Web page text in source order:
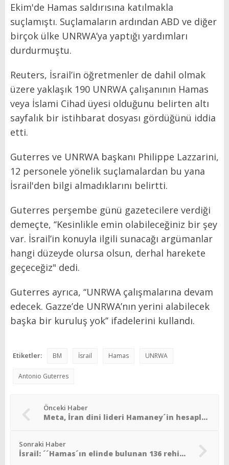
Ekim'de Hamas saldırısına katılmakla
suçlamıştı. Suçlamaların ardından ABD ve diğer
birçok ülke UNRWA’ya yaptığı yardımları
durdurmuştu.
Reuters, İsrail’in öğretmenler de dahil olmak
üzere yaklaşık 190 UNRWA çalışanının Hamas
veya İslami Cihad üyesi olduğunu belirten altı
sayfalık bir istihbarat dosyası gördüğünü iddia
etti.
Guterres ve UNRWA başkanı Philippe Lazzarini,
12 personele yönelik suçlamalardan bu yana
İsrail'den bilgi almadıklarını belirtti.
Guterres perşembe günü gazetecilere verdiği
demeçte, ‘‘Kesinlikle emin olabileceğiniz bir şey
var. İsrail’in konuyla ilgili sunacağı argümanlar
hangi düzeyde olursa olsun, derhal harekete
geçeceğiz" dedi.
Guterres ayrıca, ‘‘UNRWA çalışmalarına devam
edecek. Gazze’de UNRWA’nın yerini alabilecek
başka bir kuruluş yok’’ ifadelerini kullandı.
Etiketler: BM İsrail Hamas UNRWA
Antonio Guterres
Önceki Haber
Meta, İran dini lideri Hamaney´in hesaplarını kapattı
Sonraki Haber
İsrail: ´´Hamas´ın elinde bulunan 136 rehinenin 31´i öldü´´